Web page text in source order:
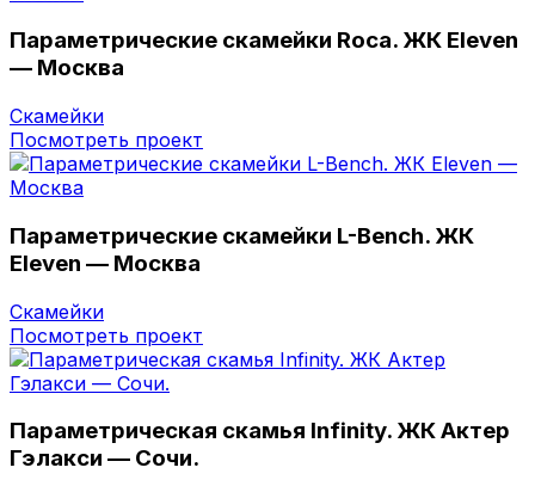
Параметрические скамейки Roca. ЖК Eleven
— Москва
Скамейки
Посмотреть проект
Параметрические скамейки L-Bench. ЖК
Eleven — Москва
Скамейки
Посмотреть проект
Параметрическая скамья Infinity. ЖК Актер
Гэлакси — Сочи.